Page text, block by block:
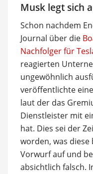
Musk legt sich
Schon nachdem
Journal über die
Nachfolger für
reagierten
ungewöhnlich
veröffentlichte
laut der das
Dienstleister mit
hat. Dies sei der
worden, was
Vorwurf auf und
absichtlich falsch.